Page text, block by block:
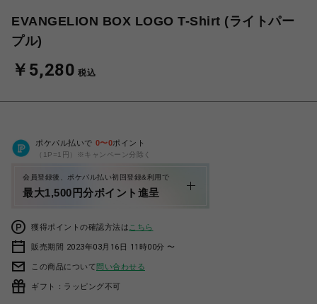
EVANGELION BOX LOGO T-Shirt (ライトパー
プル)
￥5,280 税込
ポケパル払いで 0〜0ポイント
（1P=1円）※キャンペーン分除く
会員登録後、ポケパル払い初回登録&利用で
最大1,500円分ポイント進呈
獲得ポイントの確認方法は こちら
販売期間 2023年03月16日 11時00分 〜
この商品について問い合わせる
ギフト：ラッピング不可